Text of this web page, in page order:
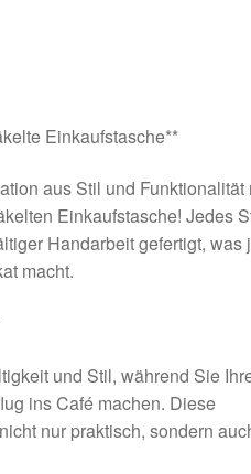
Einkaufstasche**
aus Stil und Funktionalität
Einkaufstasche! Jedes
Handarbeit gefertigt, was
macht.
und Stil, während Sie
ins Café machen. Diese
nur praktisch, sondern